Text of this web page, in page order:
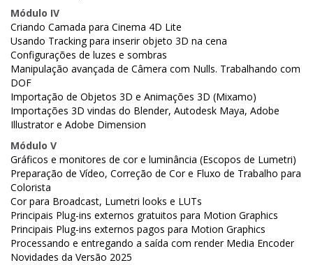
Módulo IV
Criando Camada para Cinema 4D Lite
Usando Tracking para inserir objeto 3D na cena
Configurações de luzes e sombras
Manipulação avançada de Câmera com Nulls. Trabalhando com
DOF
Importação de Objetos 3D e Animações 3D (Mixamo)
Importações 3D vindas do Blender, Autodesk Maya, Adobe
Illustrator e Adobe Dimension
Módulo V
Gráficos e monitores de cor e luminância (Escopos de Lumetri)
Preparação de Vídeo, Correção de Cor e Fluxo de Trabalho para
Colorista
Cor para Broadcast, Lumetri looks e LUTs
Principais Plug-ins externos gratuitos para Motion Graphics
Principais Plug-ins externos pagos para Motion Graphics
Processando e entregando a saída com render Media Encoder
Novidades da Versão 2025